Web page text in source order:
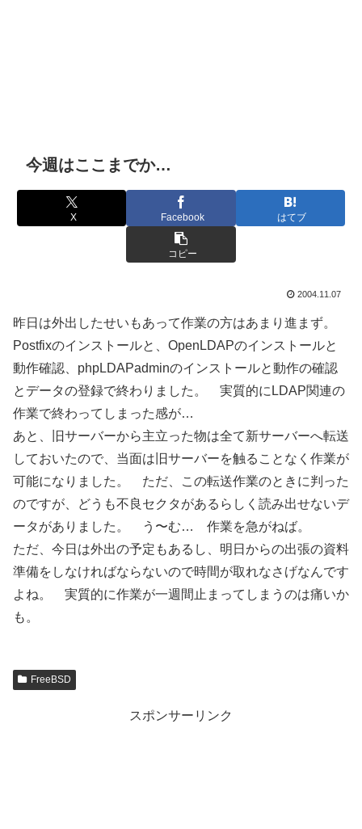
今週はここまでか…
X Facebook はてブ
コピー
2004.11.07
昨日は外出したせいもあって作業の方はあまり進まず。
Postfixのインストールと、OpenLDAPのインストールと
動作確認、phpLDAPadminのインストールと動作の確認
とデータの登録で終わりました。 実質的にLDAP関連の
作業で終わってしまった感が…
あと、旧サーバーから主立った物は全て新サーバーへ転送
しておいたので、当面は旧サーバーを触ることなく作業が
可能になりました。 ただ、この転送作業のときに判った
のですが、どうも不良セクタがあるらしく読み出せないデ
ータがありました。 う〜む… 作業を急がねば。
ただ、今日は外出の予定もあるし、明日からの出張の資料
準備をしなければならないので時間が取れなさげなんです
よね。 実質的に作業が一週間止まってしまうのは痛いか
も。
FreeBSD
スポンサーリンク